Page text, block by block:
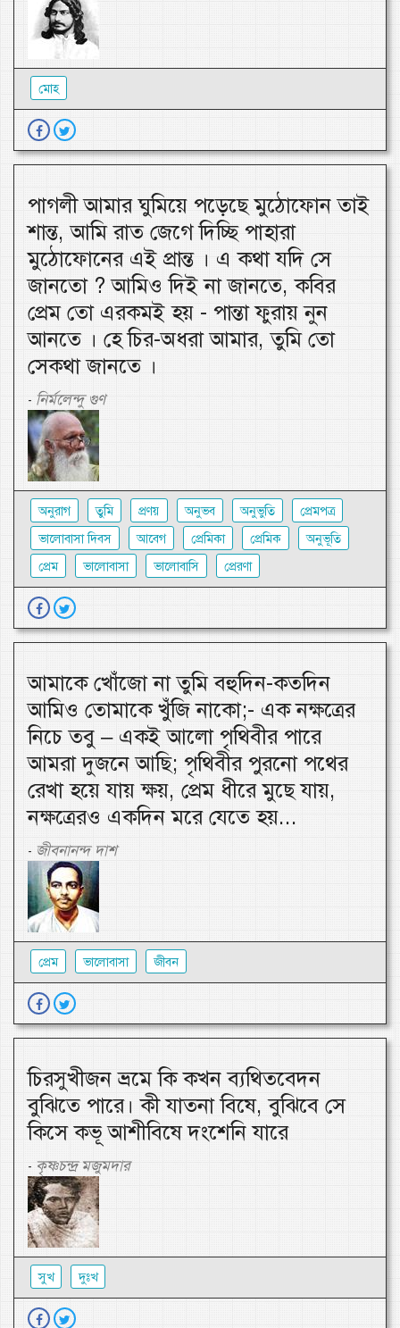
মোহ
পাগলী আমার ঘুমিয়ে পড়েছে মুঠোফোন তাই
শান্ত, আমি রাত জেগে দিচ্ছি পাহারা
মুঠোফোনের এই প্রান্ত । এ কথা যদি সে
জানতো ? আমিও দিই না জানতে, কবির
প্রেম তো এরকমই হয় - পান্তা ফুরায় নুন
আনতে । হে চির-অধরা আমার, তুমি তো
সেকথা জানতে ।
- নির্মলেন্দু গুণ
অনুরাগ তুমি প্রণয় অনুভব অনুভুতি
প্রেমপত্র
ভালোবাসা দিবস
আবেগ প্রেমিকা প্রেমিক
অনুভূতি
প্রেম
ভালোবাসা ভালোবাসি প্রেরণা
আমাকে খোঁজো না তুমি বহুদিন-কতদিন
আমিও তোমাকে খুঁজি নাকো;- এক নক্ষত্রের
নিচে তবু – একই আলো পৃথিবীর পারে
আমরা দুজনে আছি; পৃথিবীর পুরনো পথের
রেখা হয়ে যায় ক্ষয়, প্রেম ধীরে মুছে যায়,
নক্ষত্রেরও একদিন মরে যেতে হয়...
- জীবনানন্দ দাশ
প্রেম ভালোবাসা জীবন
চিরসুখীজন ভ্রমে কি কখন ব্যথিতবেদন
বুঝিতে পারে। কী যাতনা বিষে, বুঝিবে সে
কিসে কভূ আশীবিষে দংশেনি যারে
- কৃষ্ণচন্দ্র মজুমদার
সুখ দুঃখ